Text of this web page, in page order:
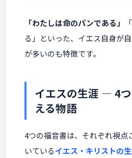
「わたしは命のパンである」
る」といった、イエス自身が
が多いのも特徴です。
イエスの生涯 ― 4
える物語
4つの福音書は、それぞれ視点
いているイエス・キリストの